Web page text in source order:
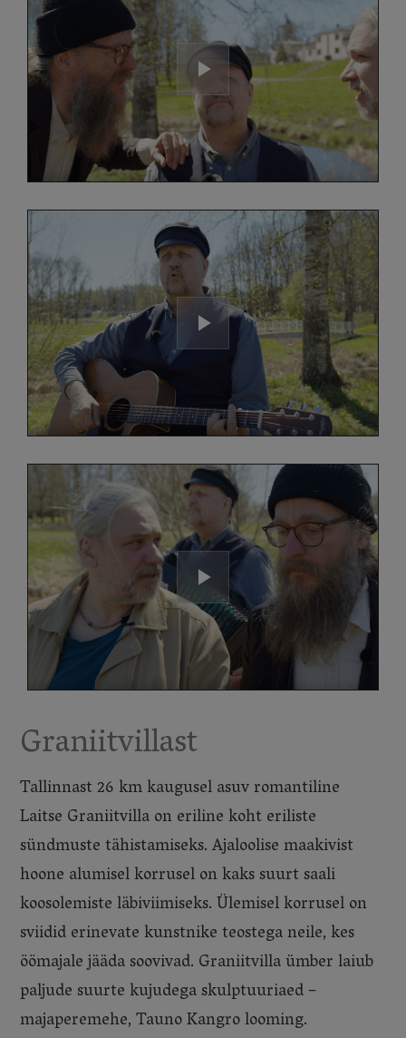
Graniitvillast
Tallinnast 26 km kaugusel asuv romantiline
Laitse Graniitvilla on eriline koht eriliste
sündmuste tähistamiseks. Ajaloolise maakivist
hoone alumisel korrusel on kaks suurt saali
koosolemiste läbiviimiseks. Ülemisel korrusel on
sviidid erinevate kunstnike teostega neile, kes
öömajale jääda soovivad. Graniitvilla ümber laiub
paljude suurte kujudega skulptuuriaed –
majaperemehe, Tauno Kangro looming.